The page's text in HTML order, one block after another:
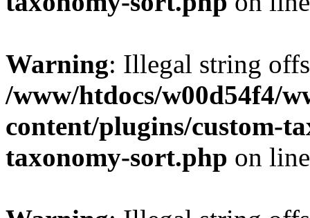
Warning: Illegal string
/www/htdocs/w00d54f4/
content/plugins/custom-
taxonomy-sort.php on